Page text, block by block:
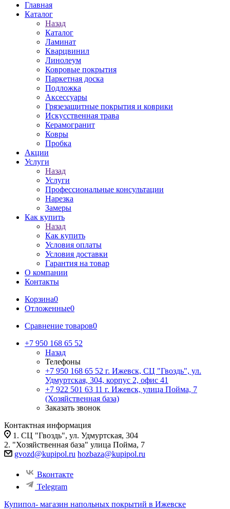
Главная
Каталог
Назад
Каталог
Ламинат
Кварцвинил
Линолеум
Ковровые покрытия
Паркетная доска
Подложка
Аксессуары
Грязезащитные покрытия и коврики
Искусственная трава
Керамогранит
Ковры
Пробка
Акции
Услуги
Назад
Услуги
Профессиональные консультации
Нарезка
Замеры
Как купить
Назад
Как купить
Условия оплаты
Условия доставки
Гарантия на товар
О компании
Контакты
Корзина0
Отложенные0
Сравнение товаров0
+7 950 168 65 52
Назад
Телефоны
+7 950 168 65 52 г. Ижевск, СЦ "Гвоздь", ул.
Удмуртская, 304, корпус 2, офис 41
+7 922 501 63 11 г. Ижевск, улица Пойма, 7
(Хозяйственная база)
Заказать звонок
Контактная информация
1. СЦ "Гвоздь", ул. Удмуртская, 304
2. "Хозяйственная база" улица Пойма, 7
gvozd@kupipol.ru hozbaza@kupipol.ru
Вконтакте
Telegram
Купипол- магазин напольных покрытий в Ижевске